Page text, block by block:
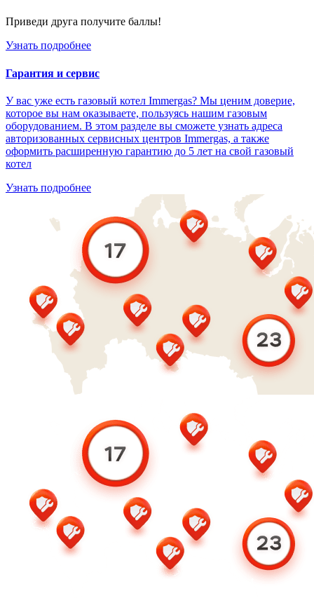
Приведи друга получите баллы!
Узнать подробнее
Гарантия и сервис
У вас уже есть газовый котел Immergas? Мы ценим доверие,
которое вы нам оказываете, пользуясь нашим газовым
оборудованием. В этом разделе вы сможете узнать адреса
авторизованных сервисных центров Immergas, а также
оформить расширенную гарантию до 5 лет на свой газовый
котел
Узнать подробнее